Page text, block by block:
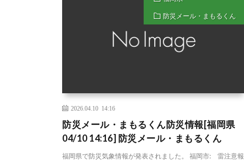
防災メール・まもるくん
2026.04.10 14:16
防災メール・まもるくん防災情報[福岡県
04/10 14:16] 防災メール・まもるくん
福岡県で防災気象情報が発表されました。 福岡市: 雷注意報